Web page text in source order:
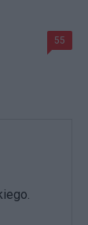
55